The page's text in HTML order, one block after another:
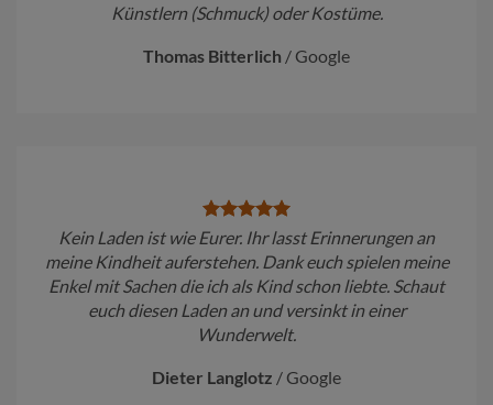
Künstlern (Schmuck) oder Kostüme.
Thomas Bitterlich / Google
Kein Laden ist wie Eurer. Ihr lasst Erinnerungen an
meine Kindheit auferstehen. Dank euch spielen meine
Enkel mit Sachen die ich als Kind schon liebte. Schaut
euch diesen Laden an und versinkt in einer
Wunderwelt.
Dieter Langlotz / Google